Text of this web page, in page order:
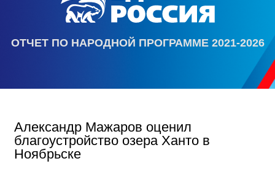
ОТЧЕТ ПО НАРОДНОЙ ПРОГРАММЕ 2021-2026
Александр Мажаров оценил
благоустройство озера Ханто в
Ноябрьске